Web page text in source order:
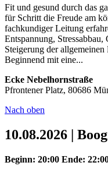
Fit und gesund durch das
für Schritt die Freude am
fachkundiger Leitung
Entspannung,
Steigerung der allgemeinen
Beginnend mit eine...
Ecke Nebelhornstraße
Pfrontener Platz, 80686
Nach oben
10.08.2026 |
Beginn: 20:00 Ende: